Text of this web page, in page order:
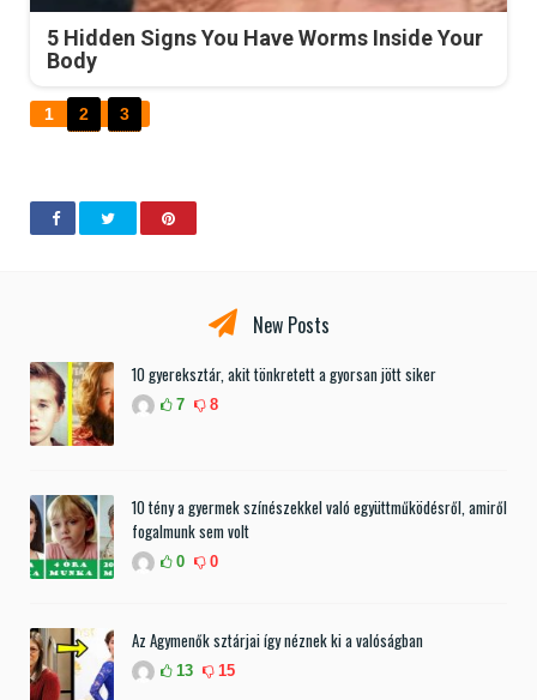
5 Hidden Signs You Have Worms Inside Your
Body
1 2 3
New Posts
10 gyereksztár, akit tönkretett a gyorsan jött siker
7 8
10 tény a gyermek színészekkel való együttműködésről, amiről
fogalmunk sem volt
0 0
Az Agymenők sztárjai így néznek ki a valóságban
13 15